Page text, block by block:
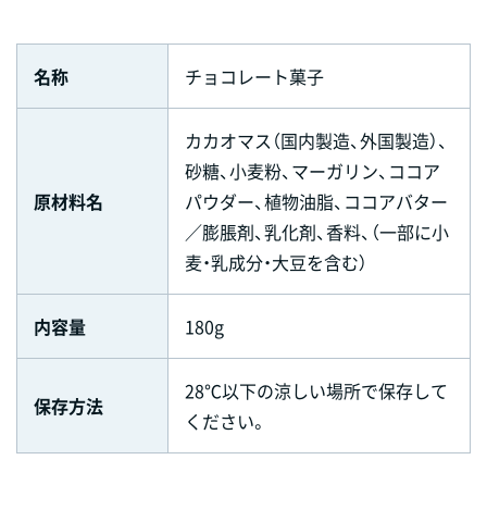
名称 チョコレート菓子
原材料名
カカオマス（国内製造、外国製造）、
砂糖、小麦粉、マーガリン、ココア
パウダー、植物油脂、ココアバター
／膨脹剤、乳化剤、香料、（一部に小
麦・乳成分・大豆を含む）
内容量 180g
保存方法
28℃以下の涼しい場所で保存して
ください。